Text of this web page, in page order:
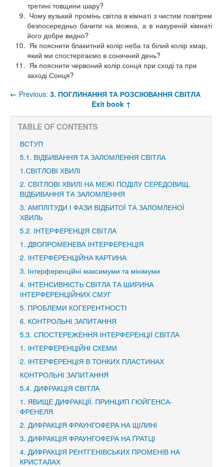
третині товщини шару?
Чому вузький промінь світла в кімнаті з чистим повітрям
безпосередньо бачити на можна, а в накуреній кімнаті
його добре видно?
Як пояснити блакитний колір неба та білий колір хмар,
який ми спостерігаємо в сонячний день?
Як пояснити червоний колір сонця при сході та при
заході Сонця?
← Previous: 3. ПОГЛИНАННЯ ТА РОЗСІЮВАННЯ СВІТЛА
Exit book ↑
TABLE OF CONTENTS
ВСТУП
5.1. ВІДБИВАННЯ ТА ЗАЛОМЛЕННЯ СВІТЛА
1.СВІТЛОВІ ХВИЛІ
2. СВІТЛОВІ ХВИЛІ НА МЕЖІ ПОДІЛУ СЕРЕДОВИЩ.
ВІДБИВАННЯ ТА ЗАЛОМЛЕННЯ
3. АМПЛІТУДИ І ФАЗИ ВІДБИТОЇ ТА ЗАЛОМЛЕНОЇ
ХВИЛЬ
5.2. ІНТЕРФЕРЕНЦІЯ СВІТЛА
1. ДВОПРОМЕНЕВА ІНТЕРФЕРЕНЦІЯ
2. ІНТЕРФЕРЕНЦІЙНА КАРТИНА
3. Інтерференційні максимуми та мінімуми
4. ІНТЕНСИВНІСТЬ СВІТЛА ТА ШИРИНА
ІНТЕРФЕРЕНЦІЙНИХ СМУГ
5. ПРОБЛЕМИ КОГЕРЕНТНОСТІ
6. КОНТРОЛЬНІ ЗАПИТАННЯ
5.3. СПОСТЕРЕЖЕННЯ ІНТЕРФЕРЕНЦІЇ СВІТЛА
1. ІНТЕРФЕРЕНЦІЙНІ СХЕМИ
2. ІНТЕРФЕРЕНЦІЯ В ТОНКИХ ПЛАСТИНАХ
КОНТРОЛЬНІ ЗАПИТАННЯ
5.4. ДИФРАКЦІЯ СВІТЛА
1. ЯВИЩЕ ДИФРАКЦІЇ. ПРИНЦИП ГЮЙГЕНСА-
ФРЕНЕЛЯ
2. ДИФРАКЦІЯ ФРАУНГОФЕРА НА ЩІЛИНІ
3. ДИФРАКЦІЯ ФРАУНГОФЕРА НА ҐРАТЦІ
4. ДИФРАКЦІЯ РЕНТГЕНІВСЬКИХ ПРОМЕНІВ НА
КРИСТАЛАХ